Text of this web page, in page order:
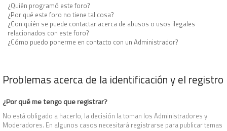
¿Quién programó este foro?
¿Por qué este foro no tiene tal cosa?
¿Con quién se puede contactar acerca de abusos o usos ilegales
relacionados con este foro?
¿Cómo puedo ponerme en contacto con un Administrador?
Problemas acerca de la identificación y el registro
¿Por qué me tengo que registrar?
No está obligado a hacerlo, la decisión la toman los Administradores y
Moderadores. En algunos casos necesitará registrarse para publicar temas